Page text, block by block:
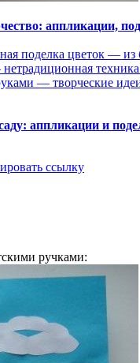
аппликации,
поделка цветок — из
нетрадиционная
— творческие
аппликации и
ссылку
ручками: